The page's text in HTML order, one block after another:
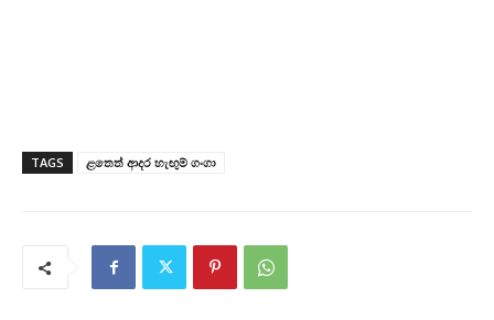
TAGS ළතෙත් ආදර හැඟුම් ගංගා